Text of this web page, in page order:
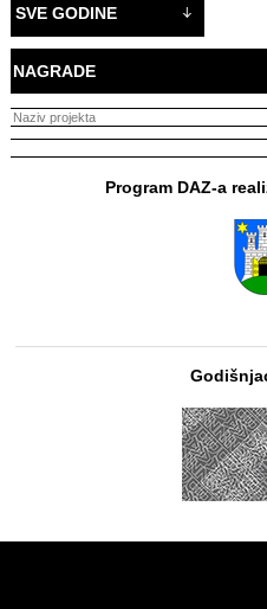
SVE GODINE
NAGRADE
Program DAZ-a